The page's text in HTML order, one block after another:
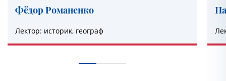
Фёдор Романенко
Лектор: историк, географ